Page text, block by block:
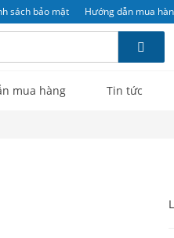
sách bảo mật Hướng dẫn mua
mua hàng Tin tức